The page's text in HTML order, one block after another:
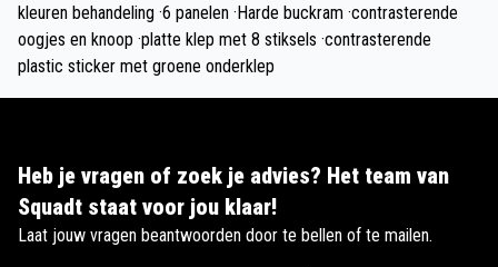
kleuren behandeling ·6 panelen ·Harde buckram ·contrasterende
oogjes en knoop ·platte klep met 8 stiksels ·contrasterende
plastic sticker met groene onderklep
Heb je vragen of zoek je advies? Het team van
Squadt staat voor jou klaar!
Laat jouw vragen beantwoorden door te bellen of te mailen.